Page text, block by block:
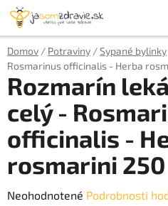
Prejsť
obsah
Domov / Potraviny /Sypané bylinky
Rosmarinus officinalis - Herba
Rozmarín
celý -
officinalis -
rosmarini
Priemerné
Neohodnotené Podrobnosti